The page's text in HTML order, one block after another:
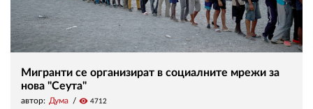
Мигранти се организират в социалните мрежи за
нова "Сеута"
автор: Дума visibility 4712